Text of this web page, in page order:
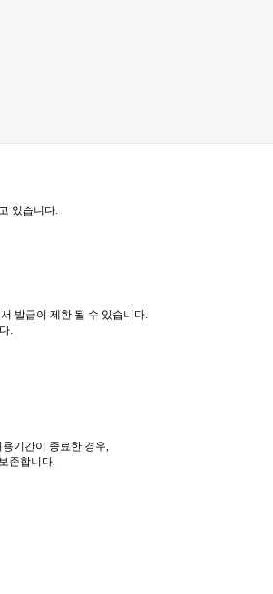
있습니다.
발급이 제한 될 수 있습니다.
.
기간이 종료한 경우,
존합니다.